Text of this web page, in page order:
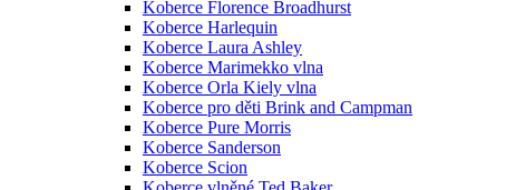
Koberce Florence Broadhurst
Koberce Harlequin
Koberce Laura Ashley
Koberce Marimekko vlna
Koberce Orla Kiely vlna
Koberce pro děti Brink and Campman
Koberce Pure Morris
Koberce Sanderson
Koberce Scion